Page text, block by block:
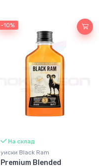
-10%
На склад
уиски Black Ram
Premium Blended